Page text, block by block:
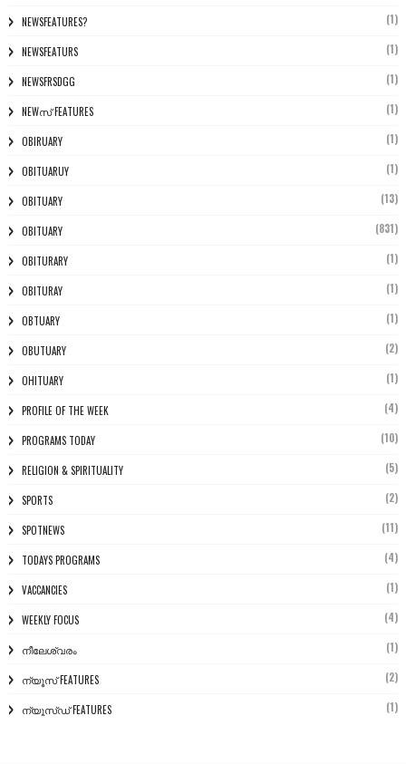
NEWSFEATURES? (1)
NEWSFEATURS (1)
NEWSFRSDGG (1)
NEWസ് FEATURES (1)
OBIRUARY (1)
OBITUARUY (1)
OBITUARY (13)
OBITUARY (831)
OBITURARY (1)
OBITURAY (1)
OBTUARY (1)
OBUTUARY (2)
OHITUARY (1)
PROFILE OF THE WEEK (4)
PROGRAMS TODAY (10)
RELIGION & SPIRITUALITY (5)
SPORTS (2)
SPOTNEWS (11)
TODAYS PROGRAMS (4)
VACCANCIES (1)
WEEKLY FOCUS (4)
നീലേശ്വരം (1)
ന്യൂസ് FEATURES (2)
ന്യൂസ്ഡ് FEATURES (1)